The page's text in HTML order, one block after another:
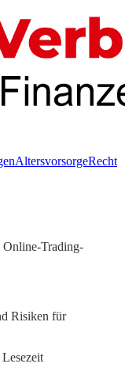
AltersvorsorgeRecht
Online-Trading-
Risiken für